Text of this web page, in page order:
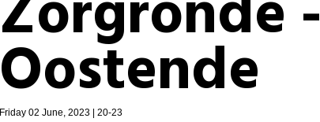
Oostende
Friday 02 June, 2023 | 20-23